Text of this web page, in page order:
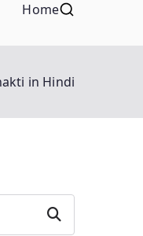
Home
in Hindi
Search